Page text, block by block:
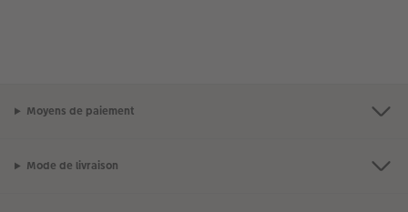
Moyens de paiement
Mode de livraison